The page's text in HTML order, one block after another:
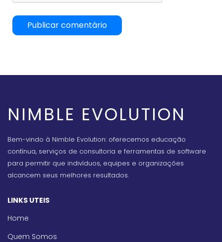
NIMBLE EVOLUTION
Bem-vindo à Nimble Evolution: oferecemos educação
contínua, serviços de consultoria e ferramentas de software
para permitir que indivíduos, equipes e organizações
alcancem seus melhores resultados.
LINKS UTEIS
Home
Quem Somos